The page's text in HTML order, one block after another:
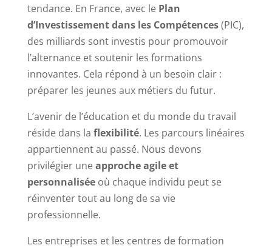
tendance. En France, avec le Plan
d’Investissement dans les Compétences(PIC),
des milliards sont investis pour promouvoir
l’alternance et soutenir les formations
innovantes. Cela répond à un besoin clair :
préparer les jeunes aux métiers du futur.
L’avenir de l’éducation et du monde du travail
réside dans la flexibilité. Les parcours linéaires
appartiennent au passé. Nous devons
privilégier uneapproche agile et
personnaliséeoù chaque individu peut se
réinventer tout au long de sa vie
professionnelle.
Les entreprises et les centres de formation